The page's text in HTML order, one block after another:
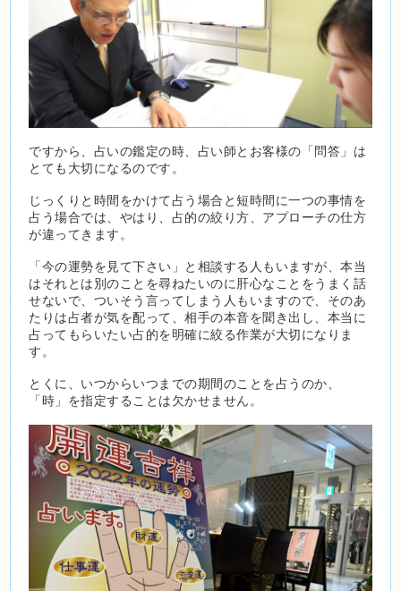
ですから、占いの鑑定の時、占い師とお客様の「問答」は
とても大切になるのです。
じっくりと時間をかけて占う場合と短時間に一つの事情を
占う場合では、やはり、占的の絞り方、アプローチの仕方
が違ってきます。
「今の運勢を見て下さい」と相談する人もいますが、本当
はそれとは別のことを尋ねたいのに肝心なことをうまく話
せないで、ついそう言ってしまう人もいますので、そのあ
たりは占者が気を配って、相手の本音を聞き出し、本当に
占ってもらいたい占的を明確に絞る作業が大切になりま
す。
とくに、いつからいつまでの期間のことを占うのか、
「時」を指定することは欠かせません。